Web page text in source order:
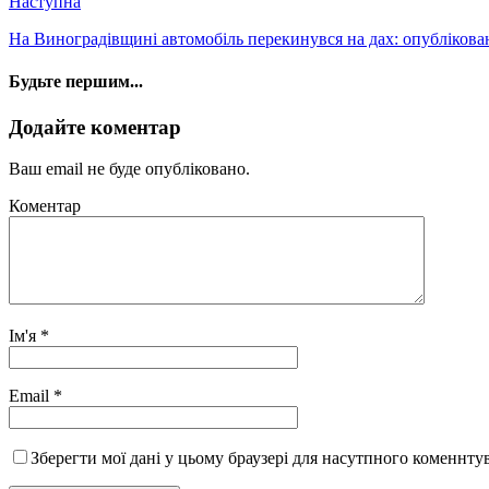
На Виноградівщині автомобіль перекинувся на дах:
Будьте першим...
Додайте коментар
Ваш email не буде опубліковано.
Коментар
Ім'я *
Email *
Зберегти мої дані у цьому браузері для насутпного